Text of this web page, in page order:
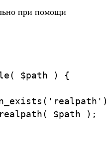
при помощи
$path ) {
$path );